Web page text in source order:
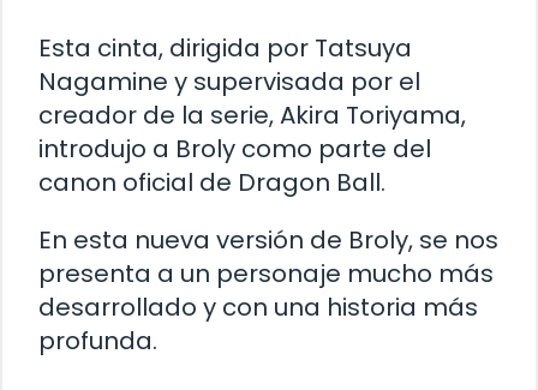
Esta cinta, dirigida por Tatsuya
Nagamine y supervisada por el
creador de la serie, Akira Toriyama,
introdujo a Broly como parte del
canon oficial de Dragon Ball.
En esta nueva versión de Broly, se nos
presenta a un personaje mucho más
desarrollado y con una historia más
profunda.